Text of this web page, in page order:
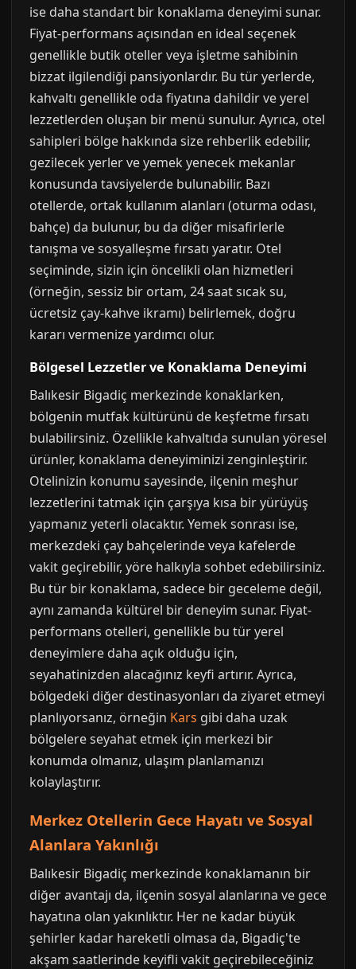
ise daha standart bir konaklama deneyimi sunar.
Fiyat-performans açısından en ideal seçenek
genellikle butik oteller veya işletme sahibinin
bizzat ilgilendiği pansiyonlardır. Bu tür yerlerde,
kahvaltı genellikle oda fiyatına dahildir ve yerel
lezzetlerden oluşan bir menü sunulur. Ayrıca, otel
sahipleri bölge hakkında size rehberlik edebilir,
gezilecek yerler ve yemek yenecek mekanlar
konusunda tavsiyelerde bulunabilir. Bazı
otellerde, ortak kullanım alanları (oturma odası,
bahçe) da bulunur, bu da diğer misafirlerle
tanışma ve sosyalleşme fırsatı yaratır. Otel
seçiminde, sizin için öncelikli olan hizmetleri
(örneğin, sessiz bir ortam, 24 saat sıcak su,
ücretsiz çay-kahve ikramı) belirlemek, doğru
kararı vermenize yardımcı olur.
Bölgesel Lezzetler ve Konaklama Deneyimi
Balıkesir Bigadiç merkezinde konaklarken,
bölgenin mutfak kültürünü de keşfetme fırsatı
bulabilirsiniz. Özellikle kahvaltıda sunulan yöresel
ürünler, konaklama deneyiminizi zenginleştirir.
Otelinizin konumu sayesinde, ilçenin meşhur
lezzetlerini tatmak için çarşıya kısa bir yürüyüş
yapmanız yeterli olacaktır. Yemek sonrası ise,
merkezdeki çay bahçelerinde veya kafelerde
vakit geçirebilir, yöre halkıyla sohbet edebilirsiniz.
Bu tür bir konaklama, sadece bir geceleme değil,
aynı zamanda kültürel bir deneyim sunar. Fiyat-
performans otelleri, genellikle bu tür yerel
deneyimlere daha açık olduğu için,
seyahatinizden alacağınız keyfi artırır. Ayrıca,
bölgedeki diğer destinasyonları da ziyaret etmeyi
planlıyorsanız, örneğin Kars gibi daha uzak
bölgelere seyahat etmek için merkezi bir
konumda olmanız, ulaşım planlamanızı
kolaylaştırır.
Merkez Otellerin Gece Hayatı ve Sosyal
Alanlara Yakınlığı
Balıkesir Bigadiç merkezinde konaklamanın bir
diğer avantajı da, ilçenin sosyal alanlarına ve gece
hayatına olan yakınlıktır. Her ne kadar büyük
şehirler kadar hareketli olmasa da, Bigadiç'te
akşam saatlerinde keyifli vakit geçirebileceğiniz